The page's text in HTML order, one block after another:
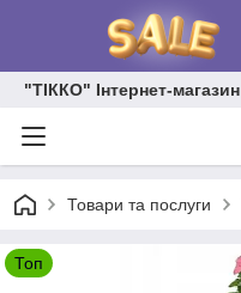
"ТІККО" Інтернет-магазин
Товари та послуги
Топ